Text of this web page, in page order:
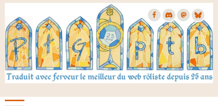
Aller
contenu
principal